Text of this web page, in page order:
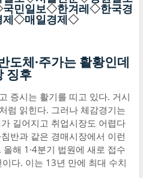
국민일보◇한겨레◇한국경
◇매일경제◇
도체·주가는 활황인데
징후
증시는 활기를 띠고 있다. 거시
럼 읽힌다. 그러나 체감경기는
길어지고 취업시장도 어렵다
반과 같은 경매시장에서 이런
해 1·4분기 법원에 새로 접수
다. 이는 13년 만에 최대 수치